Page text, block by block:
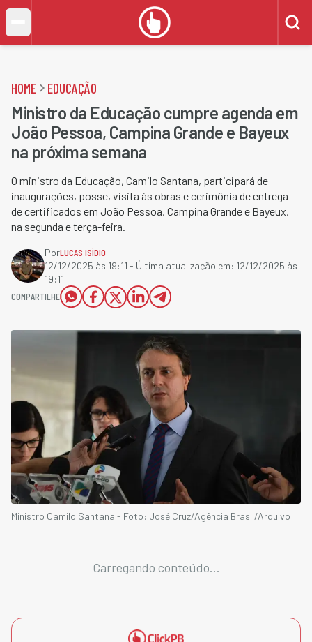
HOME EDUCAÇÃO
Ministro da Educação cumpre agenda em
João Pessoa, Campina Grande e Bayeux
na próxima semana
O ministro da Educação, Camilo Santana, participará de
inaugurações, posse, visita às obras e cerimônia de entrega
de certificados em João Pessoa, Campina Grande e Bayeux,
na segunda e terça-feira.
PorLUCAS ISÍDIO
12/12/2025 às 19:11 - Última atualização em: 12/12/2025 às
19:11
COMPARTILHE
Ministro Camilo Santana - Foto: José Cruz/Agência Brasil/Arquivo
Carregando conteúdo...